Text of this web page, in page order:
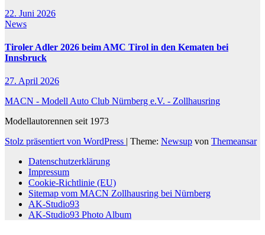
22. Juni 2026
News
Tiroler Adler 2026 beim AMC Tirol in den Kematen bei
Innsbruck
27. April 2026
MACN - Modell Auto Club Nürnberg e.V. - Zollhausring
Modellautorennen seit 1973
Stolz präsentiert von WordPress | Theme: Newsup von Themeansar
Datenschutzerklärung
Impressum
Cookie-Richtlinie (EU)
Sitemap vom MACN Zollhausring bei Nürnberg
AK-Studio93
AK-Studio93 Photo Album